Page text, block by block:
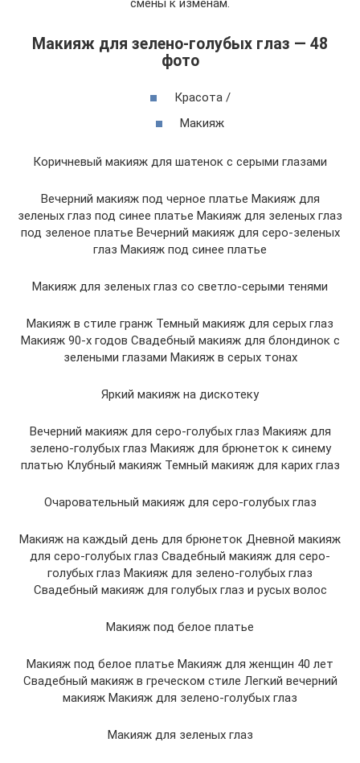
Макияж для зелено-голубых глаз — 48
фото
Красота /
Макияж
Коричневый макияж для шатенок с серыми глазами
Вечерний макияж под черное платье Макияж для
зеленых глаз под синее платье Макияж для зеленых глаз
под зеленое платье Вечерний макияж для серо-зеленых
глаз Макияж под синее платье
Макияж для зеленых глаз со светло-серыми тенями
Макияж в стиле гранж Темный макияж для серых глаз
Макияж 90-х годов Свадебный макияж для блондинок с
зелеными глазами Макияж в серых тонах
Яркий макияж на дискотеку
Вечерний макияж для серо-голубых глаз Макияж для
зелено-голубых глаз Макияж для брюнеток к синему
платью Клубный макияж Темный макияж для карих глаз
Очаровательный макияж для серо-голубых глаз
Макияж на каждый день для брюнеток Дневной макияж
для серо-голубых глаз Свадебный макияж для серо-
голубых глаз Макияж для зелено-голубых глаз
Свадебный макияж для голубых глаз и русых волос
Макияж под белое платье
Макияж под белое платье Макияж для женщин 40 лет
Свадебный макияж в греческом стиле Легкий вечерний
макияж Макияж для зелено-голубых глаз
Макияж для зеленых глаз